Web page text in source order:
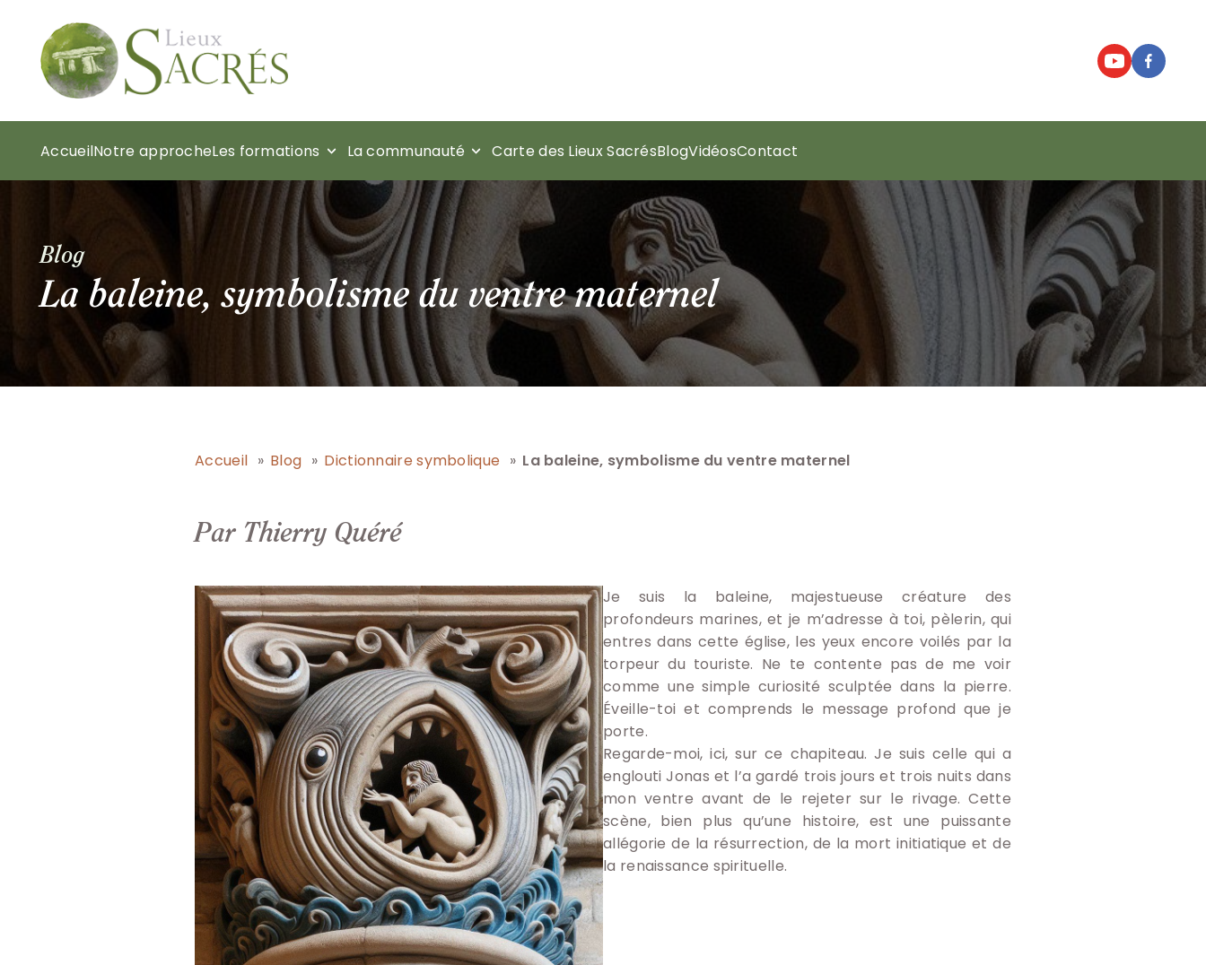
AccueilNotre approcheLes formations La communauté Carte des Lieux SacrésBlogVidéosContact
Blog
La baleine, symbolisme du ventre maternel
Accueil Blog Dictionnaire symbolique La baleine, symbolisme du ventre maternel
Par Thierry Quéré
Je suis la baleine, majestueuse créature des
profondeurs marines, et je m’adresse à toi, pèlerin, qui
entres dans cette église, les yeux encore voilés par la
torpeur du touriste. Ne te contente pas de me voir
comme une simple curiosité sculptée dans la pierre.
Éveille-toi et comprends le message profond que je
porte.
Regarde-moi, ici, sur ce chapiteau. Je suis celle qui a
englouti Jonas et l’a gardé trois jours et trois nuits dans
mon ventre avant de le rejeter sur le rivage. Cette
scène, bien plus qu’une histoire, est une puissante
allégorie de la résurrection, de la mort initiatique et de
la renaissance spirituelle.